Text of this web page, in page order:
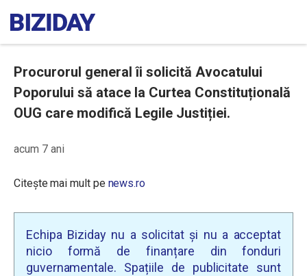
Procurorul general îi solicită Avocatului
Poporului să atace la Curtea Constituțională
OUG care modifică Legile Justiției.
acum 7 ani
Citește mai mult pe news.ro
Echipa Biziday nu a solicitat și nu a acceptat
nicio formă de finanțare din fonduri
guvernamentale. Spațiile de publicitate sunt